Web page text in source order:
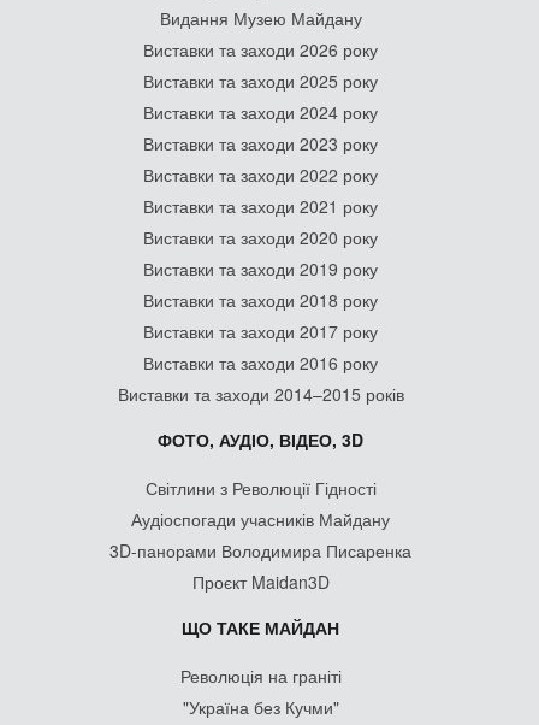
Видання Музею Майдану
Виставки та заходи 2026 року
Виставки та заходи 2025 року
Виставки та заходи 2024 року
Виставки та заходи 2023 року
Виставки та заходи 2022 року
Виставки та заходи 2021 року
Виставки та заходи 2020 року
Виставки та заходи 2019 року
Виставки та заходи 2018 року
Виставки та заходи 2017 року
Виставки та заходи 2016 року
Виставки та заходи 2014–2015 років
ФОТО, АУДІО, ВІДЕО, 3D
Світлини з Революції Гідності
Аудіоспогади учасників Майдану
3D-панорами Володимира Писаренка
Проєкт Maidan3D
ЩО ТАКЕ МАЙДАН
Революція на граніті
"Україна без Кучми"